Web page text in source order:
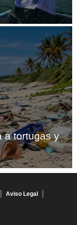
a tortugas y
Aviso Legal